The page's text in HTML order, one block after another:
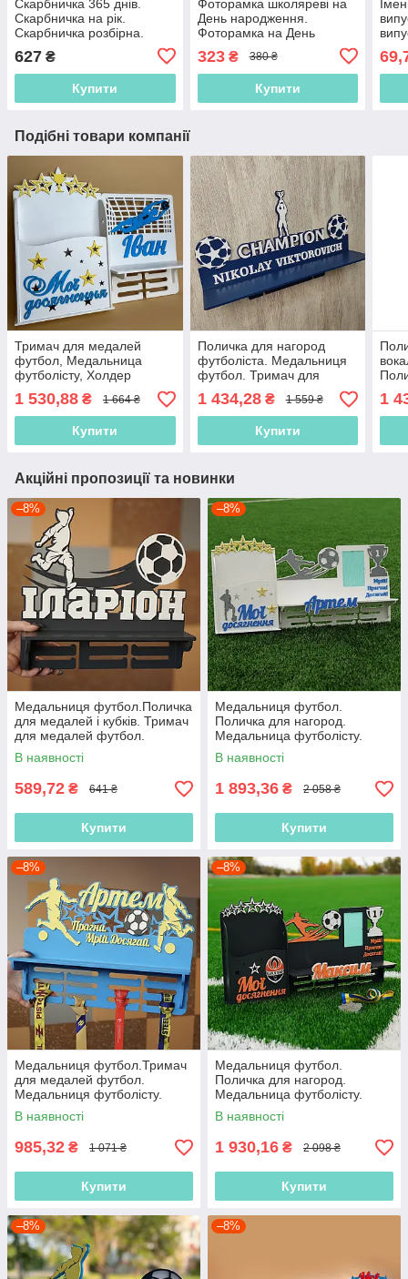
Скарбничка 365 днів.
Скарбничка на рік.
Скарбничка розбірна.
Копілка. Копилка
627 ₴
Купити
Фоторамка школяреві на
День народження.
Фоторамка на День
народження Подарунок на
День народження. Іменна
фоторамка
323₴ 380 ₴
Купити
Подібні товари компанії
Тримач для медалей
футбол, Медальница
футболісту, Холдер
нагород
1 530,88 ₴ 1 664 ₴
Купити
Поличка для нагород
футболіста. Медальниця
футбол. Тримач для
Медальница футболісту,
Холдер футбол.
1 434,28₴ 1 559 ₴
Купити
1
Акційні пропозиції та новинки
–8%
Медальниця футбол.Поличка
для медалей і кубків. Тримач
для медалей футбол.
Медальниця футболісту.
Холдер футбол.
В наявності
589,72 ₴ 641 ₴
Купити
–8%
Медальниця футбол.
Поличка для нагород.
Медальница футболісту.
Полиця для нагород
футболіста
В наявності
1 893,36 ₴ 2 058 ₴
Купити
–8%
Медальниця футбол.Тримач
для медалей футбол.
Медальниця футболісту.
Виріб для нагород
футболісту.
В наявності
985,32 ₴ 1 071 ₴
Купити
–8%
Медальниця футбол.
Поличка для нагород.
Медальница футболісту.
Полиця для нагород
футболіста
В наявності
1 930,16 ₴ 2 098 ₴
Купити
–8% –8%